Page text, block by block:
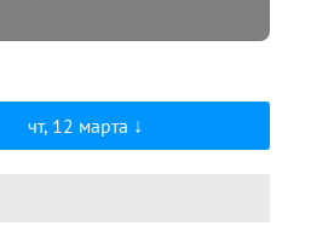
чт, 12 марта